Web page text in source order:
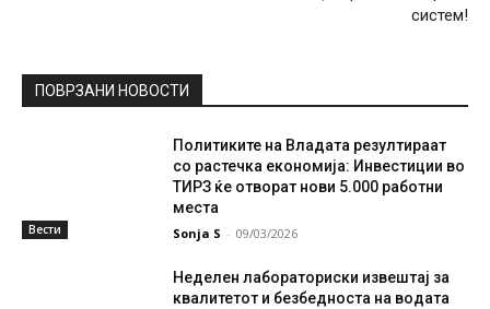
систем!
ПОВРЗАНИ НОВОСТИ
Вести
Политиките на Владата резултираат
со растечка економија: Инвестиции во
ТИРЗ ќе отворат нови 5.000 работни
места
Sonja S - 09/03/2026
Неделен лабораториски извештај за
квалитетот и безбедноста на водата